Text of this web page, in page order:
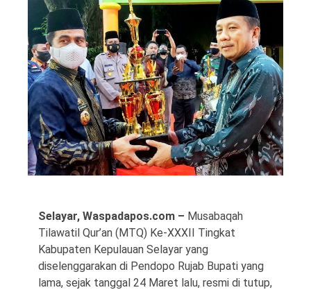
Copyright
2026
Waspada
Pos
Selayar, Waspadapos.com – Musabaqah
Tilawatil Qur’an (MTQ) Ke-XXXII Tingkat
Kabupaten Kepulauan Selayar yang
diselenggarakan di Pendopo Rujab Bupati yang
lama, sejak tanggal 24 Maret lalu, resmi di tutup,